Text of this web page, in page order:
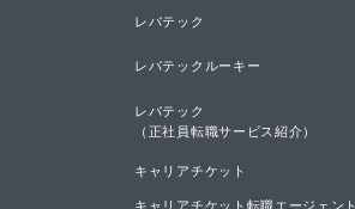
レバテック
レバテックルーキー
レバテック
（正社員転職サービス紹介）
キャリアチケット
キャリアチケット転職エージェント